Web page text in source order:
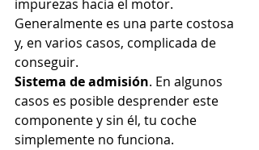
impurezas hacia el motor.
Generalmente es una parte costosa
y, en varios casos, complicada de
conseguir.
Sistema de admisión. En algunos
casos es posible desprender este
componente y sin él, tu coche
simplemente no funciona.